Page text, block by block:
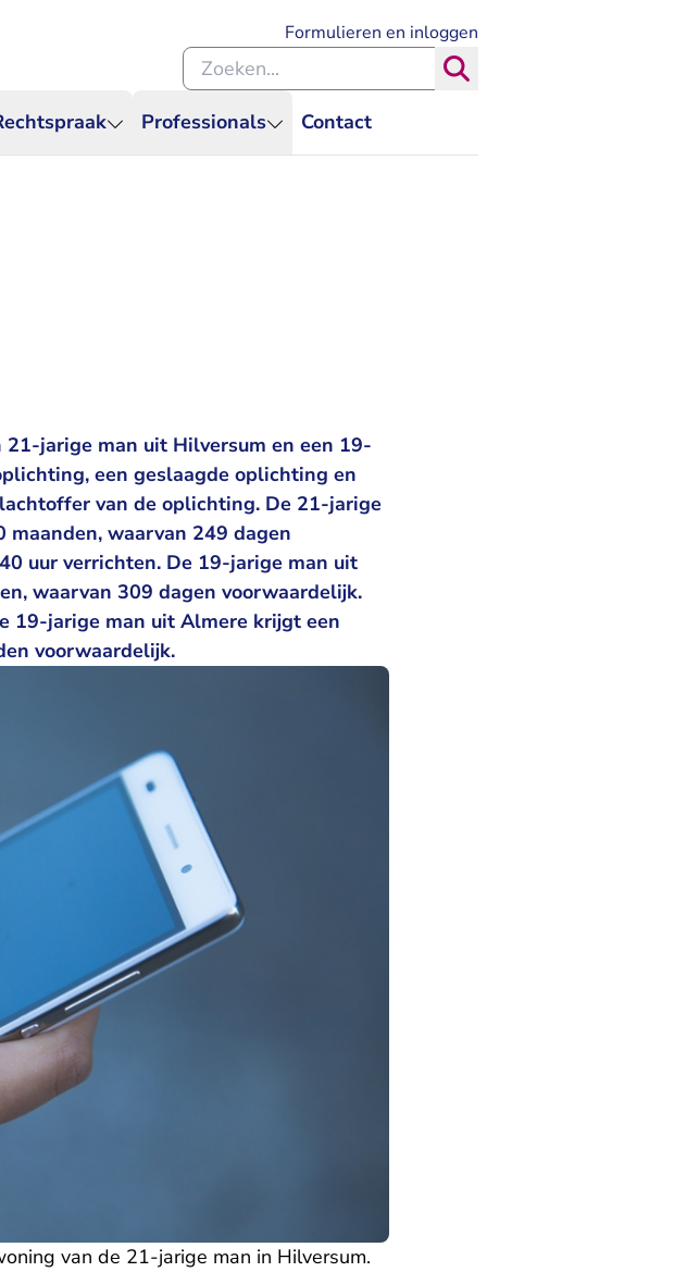
Professionals Contact
Formulieren en inloggen
Zoeken binnen de Rechtspraak
jarige man uit Hilversum en een 19-
een geslaagde oplichting en
van de oplichting. De 21-jarige
waarvan 249 dagen
uur verrichten. De 19-jarige man uit
waarvan 309 dagen voorwaardelijk.
19-jarige man uit Almere krijgt een
voorwaardelijk.
van de 21-jarige man in Hilversum.